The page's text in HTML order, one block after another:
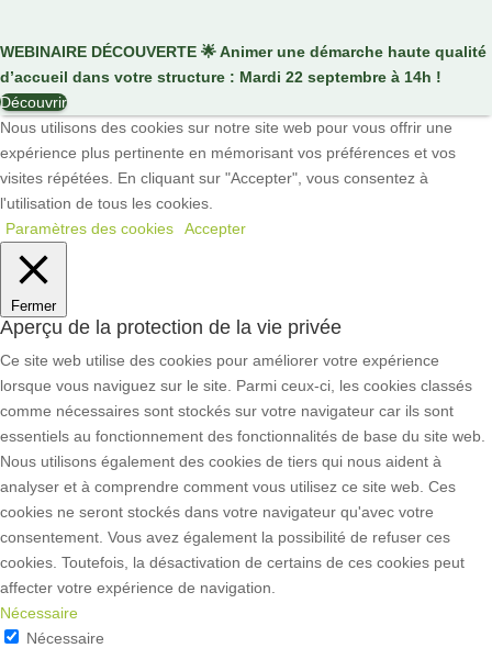
WEBINAIRE DÉCOUVERTE 🌟Animer une démarche haute qualité
d’accueil dans votre structure : Mardi 22 septembre à 14h !
Découvrir
Nous utilisons des cookies sur notre site web pour vous offrir une
expérience plus pertinente en mémorisant vos préférences et vos
visites répétées. En cliquant sur "Accepter", vous consentez à
l'utilisation de tous les cookies.
Paramètres des cookies
Accepter
Fermer
Aperçu de la protection de la vie privée
Ce site web utilise des cookies pour améliorer votre expérience
lorsque vous naviguez sur le site. Parmi ceux-ci, les cookies classés
comme nécessaires sont stockés sur votre navigateur car ils sont
essentiels au fonctionnement des fonctionnalités de base du site web.
Nous utilisons également des cookies de tiers qui nous aident à
analyser et à comprendre comment vous utilisez ce site web. Ces
cookies ne seront stockés dans votre navigateur qu'avec votre
consentement. Vous avez également la possibilité de refuser ces
cookies. Toutefois, la désactivation de certains de ces cookies peut
affecter votre expérience de navigation.
Nécessaire
Nécessaire